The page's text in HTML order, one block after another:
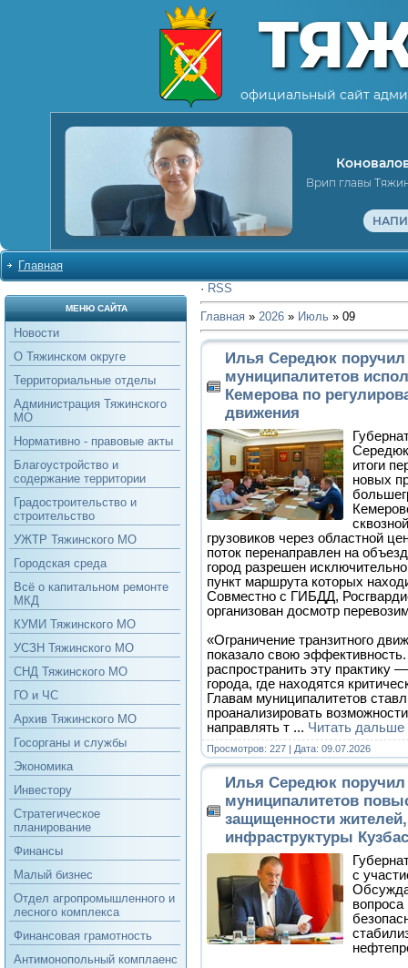
официальный сайт
Врип главы
Главная
МЕНЮ САЙТА
Новости
О Тяжинском округе
Территориальные отделы
Администрация Тяжинского
МО
Нормативно - правовые акты
Благоустройство и
содержание территории
Градостроительство и
строительство
УЖТР Тяжинского МО
Городская среда
Всё о капитальном ремонте
МКД
КУМИ Тяжинского МО
УСЗН Тяжинского МО
СНД Тяжинского МО
ГО и ЧС
Архив Тяжинского МО
Госорганы и службы
Экономика
Инвестору
Стратегическое
планирование
Финансы
Малый бизнес
Отдел агропромышленного и
лесного комплекса
Финансовая грамотность
Антимонопольный комплаенс
· RSS
Главная » 2026 » Июль » 09
Илья Середюк поручил
муниципалитетов
Кемерова по
движения
итоги
новых
грузовиков через областной
поток перенаправлен на
город разрешен
пункт маршрута которых
Совместно с ГИБДД,
организован досмотр
«Ограничение транзитного
показало свою
распространить эту практику
города, где находятся
Главам муниципалитетов
проанализировать
направлять т ... Читать дальше
Просмотров: 227 | Дата: 09.07.2026
Илья Середюк поручил
муниципалитетов
защищенности
инфраструктуры
с
вопроса